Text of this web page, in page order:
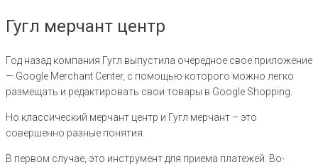
Гугл мерчант центр
Год назад компания Гугл выпустила очередное свое приложение
— Google Merchant Center, с помощью которого можно легко
размещать и редактировать свои товары в Google Shopping.
Но классический мерчант центр и Гугл мерчант – это
совершенно разные понятия.
В первом случае, это инструмент для приема платежей. Во-